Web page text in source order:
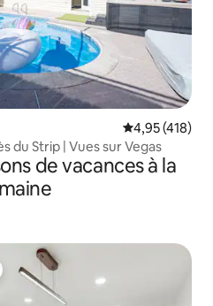
Évaluation
4,95 (418)
du Strip | Vues sur Vegas
de vacances à la